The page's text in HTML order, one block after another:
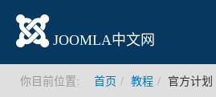
JOOMLA中文网
你目前位置: 首页 教程 官方计划